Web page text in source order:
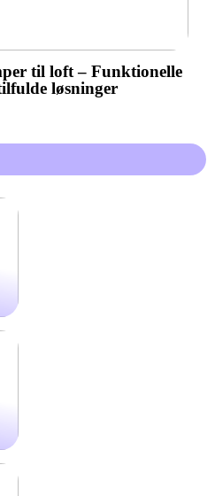
til loft – Funktionelle
løsninger